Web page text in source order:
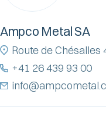
Ampco Metal SA
Route de Chésalles
+41 26 439 93 00